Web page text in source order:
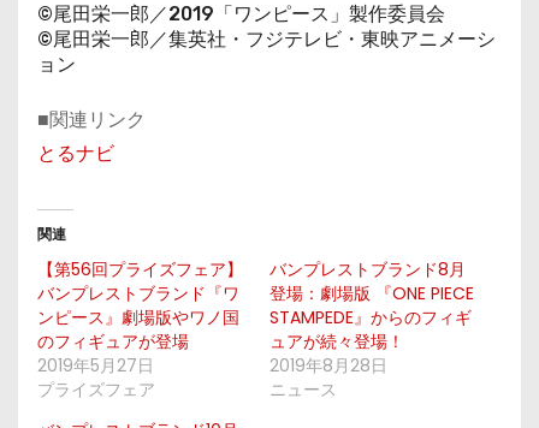
©尾田栄一郎／2019「ワンピース」製作委員会
©尾田栄一郎／集英社・フジテレビ・東映アニメーシ
ョン
■関連リンク
とるナビ
関連
【第56回プライズフェア】
バンプレストブランド『ワ
ンピース』劇場版やワノ国
のフィギュアが登場
2019年5月27日
プライズフェア
バンプレストブランド8月
登場：劇場版 『ONE PIECE
STAMPEDE』からのフィギ
ュアが続々登場！
2019年8月28日
ニュース